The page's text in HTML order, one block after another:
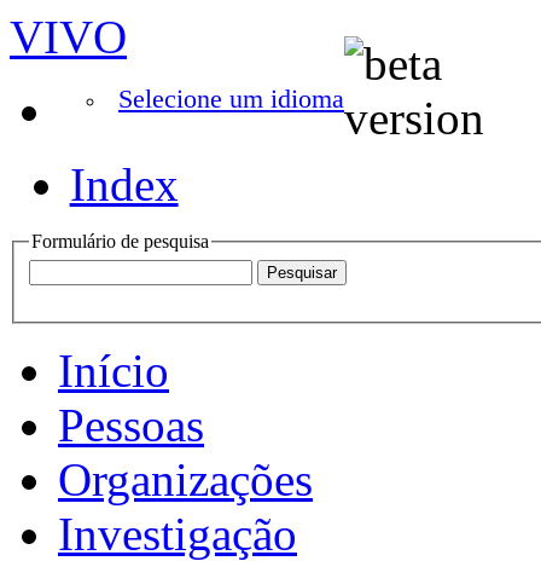
VIVO
Selecione um idioma
Index
Formulário de pesquisa
Início
Pessoas
Organizações
Investigação